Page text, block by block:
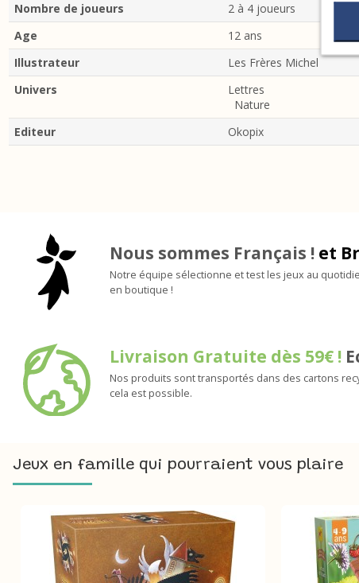
Nombre de joueurs
2 à 4 joueurs
Age
12 ans
Illustrateur
Les Frères Michel
Univers
Lettres
Nature
Editeur
Okopix
Nous sommes Français ! et
Notre équipe sélectionne et test les jeux au
en boutique !
Livraison Gratuite dès 59€ !
Nos produits sont transportés dans des cartons
cela est possible.
Jeux en famille qui pourraient vous plaire